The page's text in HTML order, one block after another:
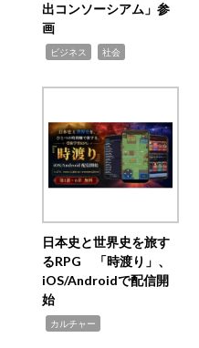
出コンソーシアム」参
画
ビジネス 社会
日本史と世界史を旅す
るRPG 「時渡り」、
iOS/Androidで配信開
始
カルチャー